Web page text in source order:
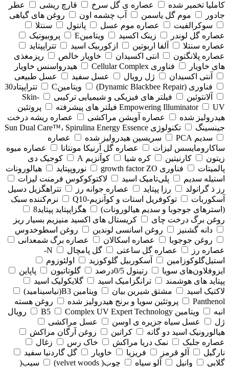
کاملیا تخمیر شده
عصاره ی گل سرخ قارچ ریشی
عطر
جادور
موم گل یاسمن آب چشمه اون
روغن های گیاهی
سوکرالفیت
عصاره موم عسل پانتول
سنتلا
عصاره گل لوندر
زینک اکسید ویتامینE
پروبیوتیک
عصاره سنتلا
آلفا اربوتین ازکوربیک اسید
تتراپپتاید
عصاره پلانگتون
انتی اکسیدان خاویار خالص
ریزمغذی
های خاویار
فناوری Cellular Complex
هیدرواسنس خاویار
آنتی اکسیدان
ژل رویال عسل سفید
عسل طبیعی
فناوری (‏Dynamic Blackbee Repair)
ویتامینC
تتراپپتاد30
آلانتوئین
فیلتر های فیزیکی و شیمیایی ترکیبی
Skin-
Empowering Illuminator
UV فیلتر های پیشرفته
پروتئین
هیدرولیز شده
عصاره آویشن مراکشی
عصاره ریشه درخت
جینسینگ
تکنولوژی Sun Dual Care™، Spirulina Energy Essence
سدیم PCA
سریسین هیدرولیز شده
عصاره
ساکارومایسس لیزات
عصاره گل آرنیکا مونتانا
عصاره میوه
زیتون
کارنیتین کره شیا کوآنزیم A
کوجیک دی
پالمیتات
فناوری growth factor ZO نوروپپتاید
هیالورونات
استیله سدیم
پلی‌تامیک اسید
لاکتوکوکوس فرمنت لیزات
رز ذ گرانولد
رزا پپتاید عصاره جوانه رز
تتراهگزیل دسیل
آسکوربات
توکوفریل استات و کوآنزیم-Q10
نرم‌کننده سبک
(استرهای جوجوبا و سدیم هیالورونات)
هگزاپپتاید پپتاید8
روغن برگ درخت چای
کریستال های اکسید منیزیم بسیار ریز
دانه گشنیز
روغن اسانسی لوندین
روغن اسطوخدوس
روغن جوجوبا
عصاره اسکالان
عصاره برگ شمعدانی
عصاره رز
عصاره گل ساعتی گل پامچال
N-
استیل‌گلوکوزامین
آسکوربیل گلوکوزید
اولئوزوم
ایزوفلاون‌های سویا
رتینول 0/5درصد گلوتاتیون
پاپاین
پپتاید های هوشمند
ترانگزامیک اسید
گلایکولیک اسید
لاکتیک اسید
مشتق شیرین بیان
ویتامین B3(نیاسینامید)
Panthenol
پروتئین سویا و برنج هیدرولیز شده
روغن هسته
انبه
ویتامین B5 Complex UV Expert Technology
رویال
ژل
عسل سیاه جزیره ی اوسن
عسل مراکشی
هیالورونیک اسید دو گانه
کراتین
روغن آرگان مراکش
عصاره جلبک
نمک دریا مراکش خاک رس
زغال
نارگیل
آلو قرمز فریزیا خاویار
گل گاردنیا سفید
گلابی
وانیل آلو سیاه چوب( velvet woods) سیب(